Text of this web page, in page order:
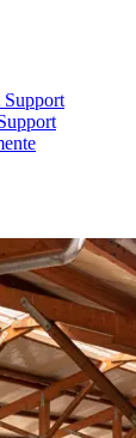
Support